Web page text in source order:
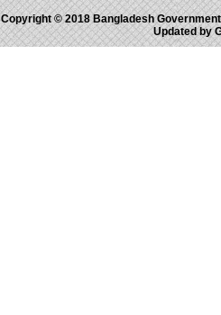
Copyright © 2018 Bangladesh
Updated by